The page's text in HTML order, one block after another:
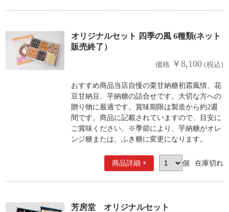
オリジナルセット 四季の風 6種類(ネット
販売終了）
価格 ￥8,100(税込)
おすすめ商品当店自慢の栗甘納糖初霜風情、花
豆甘納豆、芋納糖の詰合せです。大切な方への
贈り物に最適です。賞味期限は製造から約2週
間です。商品に記載されていますので、目安に
ご賞味ください。※季節により、芋納糖がオレ
ンジ糖または、ふき糖に変更になります。
商品詳細 個 在庫切れ
芳房堂 オリジナルセット